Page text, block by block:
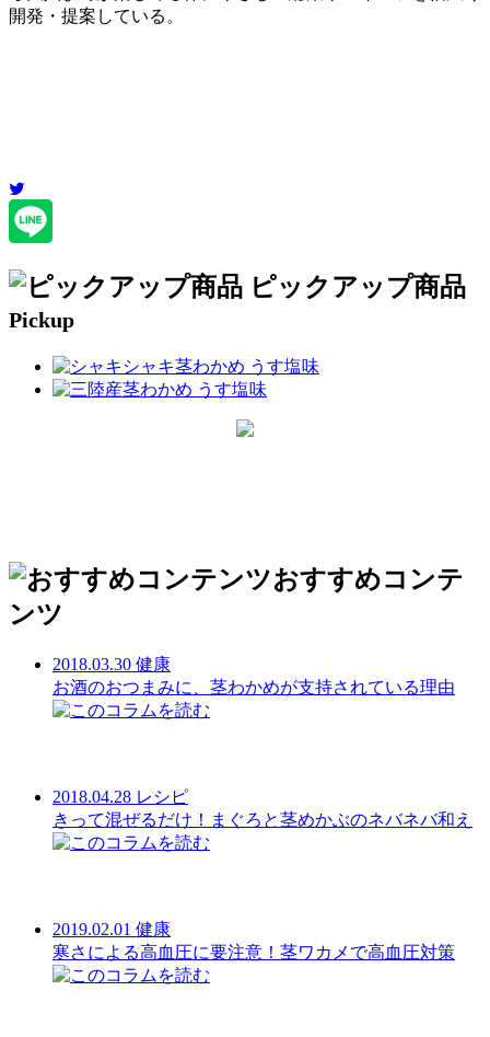
開発・提案している。
ピックアップ商品
Pickup
おすすめコンテ
ンツ
2018.03.30 健康
お酒のおつまみに、茎わかめが支持されている理由
2018.04.28 レシピ
きって混ぜるだけ！まぐろと茎めかぶのネバネバ和え
2019.02.01 健康
寒さによる高血圧に要注意！茎ワカメで高血圧対策